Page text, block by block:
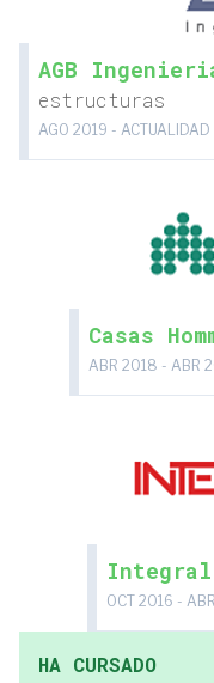
AGB
estructuras
AGO 2019 - ACTUALIDAD
Casas
ABR 2018 - ABR
OCT 2016 -
HA CURSADO